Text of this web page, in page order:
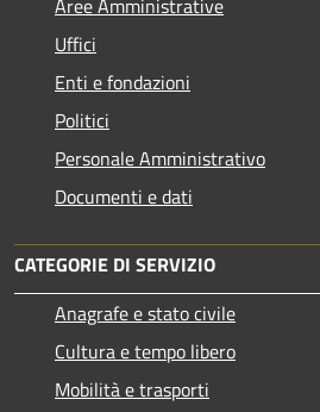
Uffici
Enti e fondazioni
Politici
Personale Amministrativo
Documenti e dati
CATEGORIE DI SERVIZIO
Anagrafe e stato civile
Cultura e tempo libero
Mobilità e trasporti